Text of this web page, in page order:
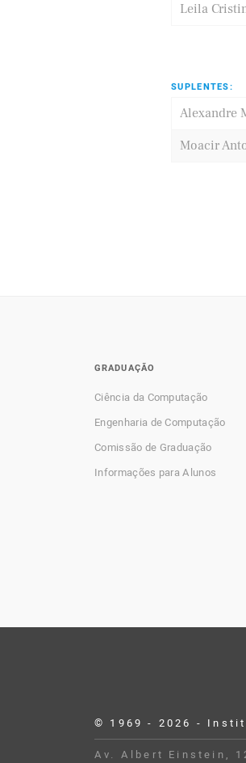
Leila
SUPLENTES:
Alexandre
Moacir
GRADUAÇÃO
Ciência da Computação
Engenharia de Computação
Comissão de Graduação
Informações para Alunos
© 1969 - 2026 -
Av. Albert Einstein,
Desenvolvido por Buildbox